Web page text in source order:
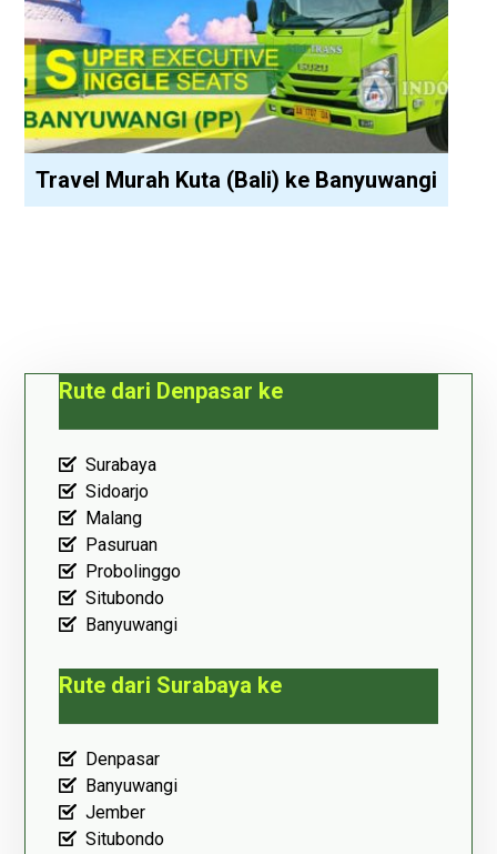
Travel Murah Kuta (Bali) ke Banyuwangi
Rute dari Denpasar ke
Surabaya
Sidoarjo
Malang
Pasuruan
Probolinggo
Situbondo
Banyuwangi
Rute dari Surabaya ke
Denpasar
Banyuwangi
Jember
Situbondo